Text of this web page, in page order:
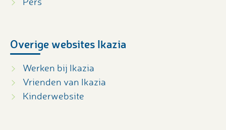
Overige websites Ikazia
Werken bij Ikazia
Vrienden van Ikazia
Kinderwebsite